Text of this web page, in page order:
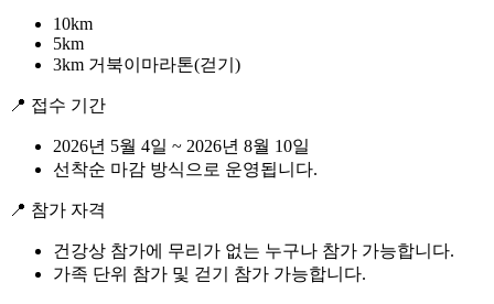
10km
5km
3km 거북이마라톤(걷기)
📍 접수 기간
2026년 5월 4일 ~ 2026년 8월 10일
선착순 마감 방식으로 운영됩니다.
📍 참가 자격
건강상 참가에 무리가 없는 누구나 참가 가능합니다.
가족 단위 참가 및 걷기 참가 가능합니다.